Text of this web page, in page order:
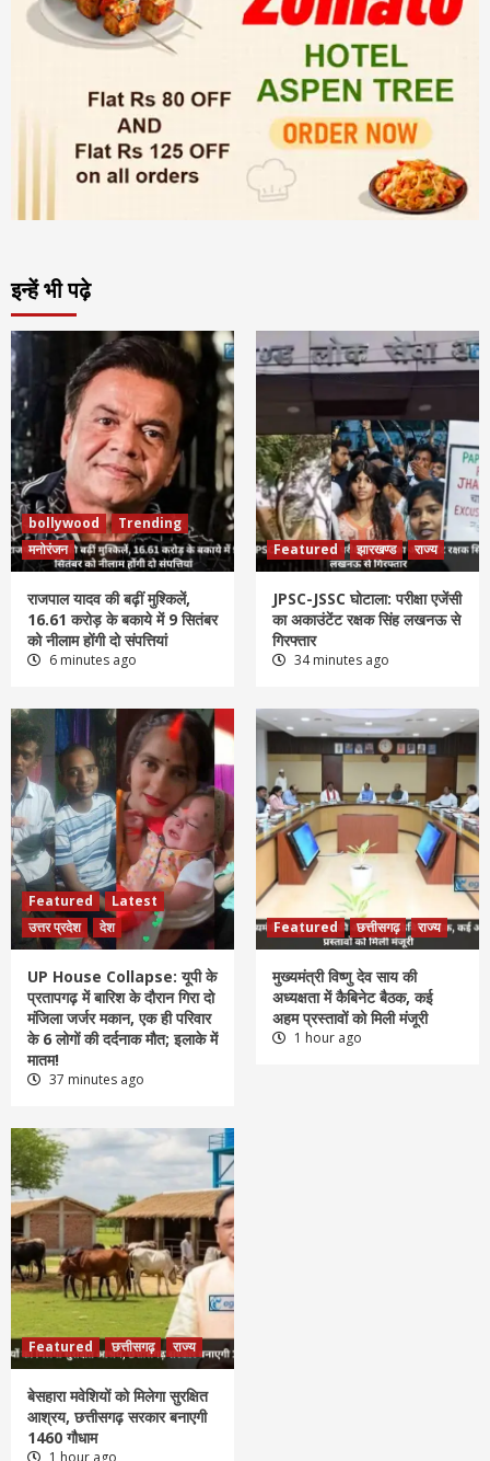
इन्हें भी पढ़े
bollywood
Trending
मनोरंजन
राजपाल यादव की बढ़ीं मुश्किलें,
16.61 करोड़ के बकाये में 9 सितंबर
को नीलाम होंगी दो संपत्तियां
6 minutes ago
Featured झारखण्ड राज्य
JPSC-JSSC घोटाला: परीक्षा एजेंसी
का अकाउंटेंट रक्षक सिंह लखनऊ से
गिरफ्तार
34 minutes ago
Featured
Latest
उत्तर प्रदेश
देश
UP House Collapse: यूपी के
प्रतापगढ़ में बारिश के दौरान गिरा दो
मंजिला जर्जर मकान, एक ही परिवार
के 6 लोगों की दर्दनाक मौत; इलाके में
मातम!
37 minutes ago
Featured छत्तीसगढ़ राज्य
मुख्यमंत्री विष्णु देव साय की
अध्यक्षता में कैबिनेट बैठक, कई
अहम प्रस्तावों को मिली मंजूरी
1 hour ago
Featured छत्तीसगढ़ राज्य
बेसहारा मवेशियों को मिलेगा सुरक्षित
आश्रय, छत्तीसगढ़ सरकार बनाएगी
1460 गौधाम